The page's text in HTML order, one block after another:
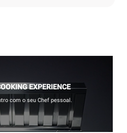
EXPERIENCE
com o seu Chef pessoal.